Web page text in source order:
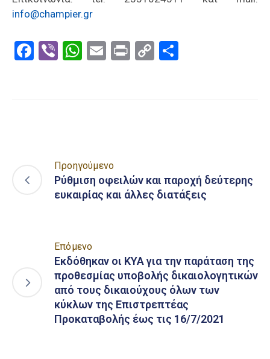
info@champier.gr
Facebook
ViberWhatsApp
EmailPrintCopy
Προηγούμενο
Ρύθμιση οφειλών και παροχή δεύτερης
ευκαιρίας και άλλες διατάξεις
Επόμενο
Εκδόθηκαν οι ΚΥΑ για την παράταση της
προθεσμίας υποβολής δικαιολογητικών
από τους δικαιούχους όλων των
κύκλων της Επιστρεπτέας
Προκαταβολής έως τις 16/7/2021